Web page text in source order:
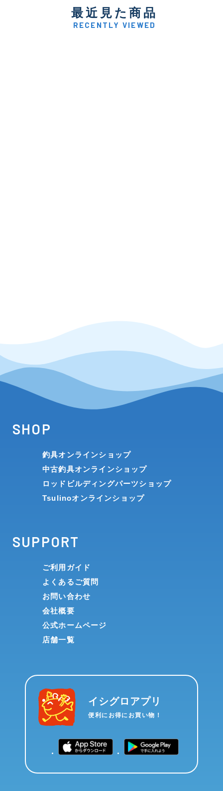
最近見た商品
RECENTLY VIEWED
SHOP
釣具オンラインショップ
中古釣具オンラインショップ
ロッドビルディングパーツショップ
Tsulinoオンラインショップ
SUPPORT
ご利用ガイド
よくあるご質問
お問い合わせ
会社概要
公式ホームページ
店舗一覧
イシグロアプリ
便利にお得にお買い物！